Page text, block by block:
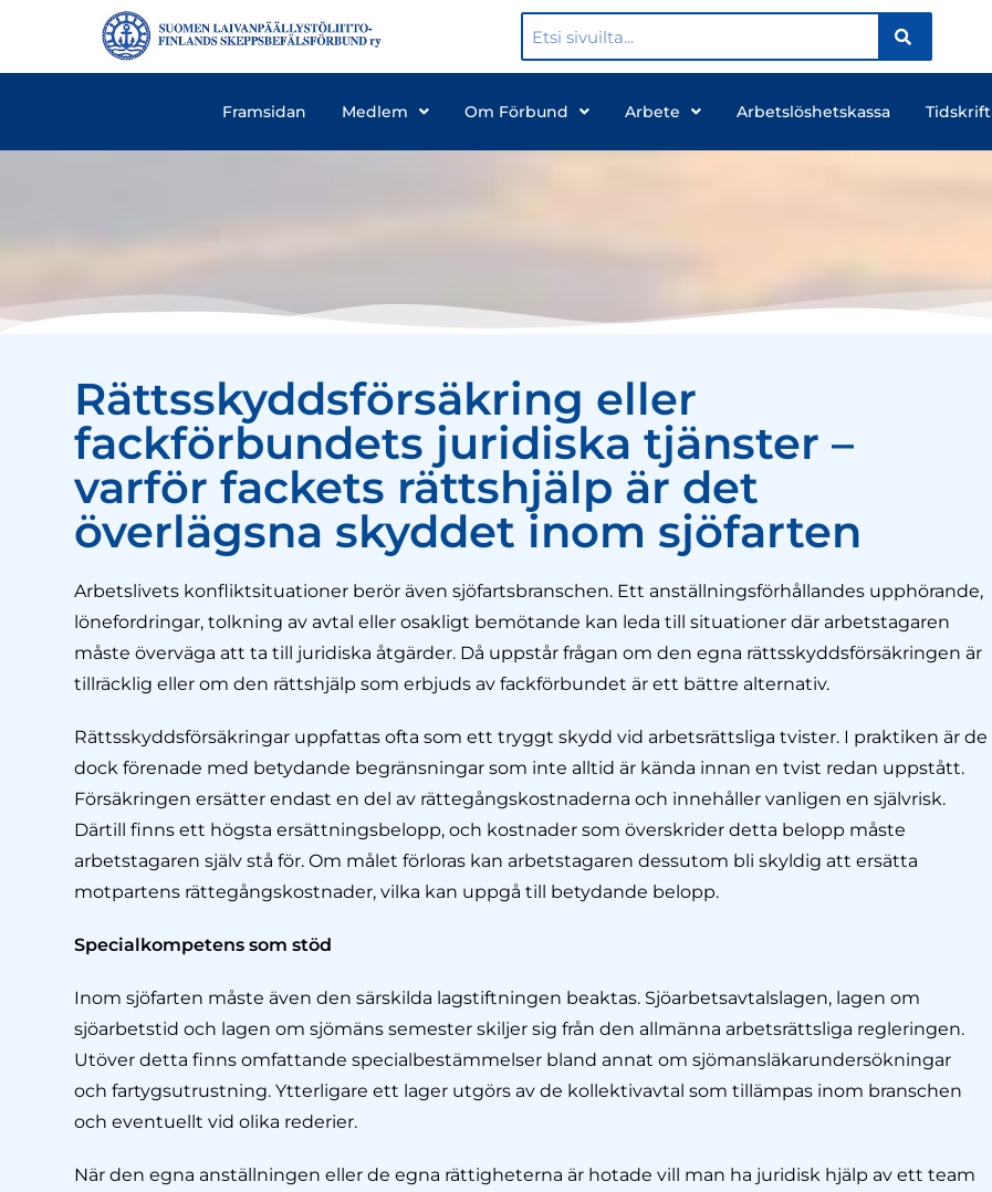
Framsidan Medlem Om Förbund Arbete Arbetslöshetskassa Tidskrift
Rättsskyddsförsäkring eller
fackförbundets juridiska tjänster –
varför fackets rättshjälp är det
överlägsna skyddet inom sjöfarten
Arbetslivets konfliktsituationer berör även sjöfartsbranschen. Ett anställningsförhållandes upphörande,
lönefordringar, tolkning av avtal eller osakligt bemötande kan leda till situationer där arbetstagaren
måste överväga att ta till juridiska åtgärder. Då uppstår frågan om den egna rättsskyddsförsäkringen är
tillräcklig eller om den rättshjälp som erbjuds av fackförbundet är ett bättre alternativ.
Rättsskyddsförsäkringar uppfattas ofta som ett tryggt skydd vid arbetsrättsliga tvister. I praktiken är de
dock förenade med betydande begränsningar som inte alltid är kända innan en tvist redan uppstått.
Försäkringen ersätter endast en del av rättegångskostnaderna och innehåller vanligen en självrisk.
Därtill finns ett högsta ersättningsbelopp, och kostnader som överskrider detta belopp måste
arbetstagaren själv stå för. Om målet förloras kan arbetstagaren dessutom bli skyldig att ersätta
motpartens rättegångskostnader, vilka kan uppgå till betydande belopp.
Specialkompetens som stöd
Inom sjöfarten måste även den särskilda lagstiftningen beaktas. Sjöarbetsavtalslagen, lagen om
sjöarbetstid och lagen om sjömäns semester skiljer sig från den allmänna arbetsrättsliga regleringen.
Utöver detta finns omfattande specialbestämmelser bland annat om sjömansläkarundersökningar
och fartygsutrustning. Ytterligare ett lager utgörs av de kollektivavtal som tillämpas inom branschen
och eventuellt vid olika rederier.
När den egna anställningen eller de egna rättigheterna är hotade vill man ha juridisk hjälp av ett team